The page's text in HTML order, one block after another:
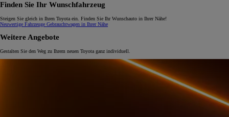
Finden Sie Ihr Wunschfahrzeug
Steigen Sie gleich in Ihren Toyota ein. Finden Sie Ihr Wunschauto in Ihrer Nähe!
Neuwertige Fahrzeuge Gebrauchtwagen in Ihrer Nähe
Weitere Angebote
Gestalten Sie den Weg zu Ihrem neuen Toyota ganz individuell.